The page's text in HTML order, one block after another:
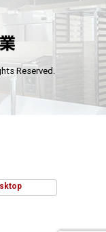
Reserved.